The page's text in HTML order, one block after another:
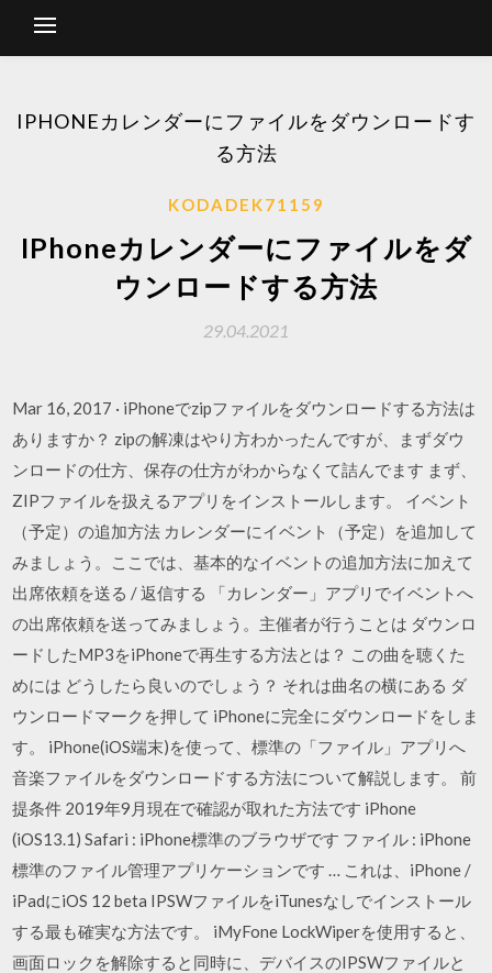
IPHONEカレンダーにファイルをダウンロードす
る方法
KODADEK71159
IPhoneカレンダーにファイルをダ
ウンロードする方法
29.04.2021
Mar 16, 2017 · iPhoneでzipファイルをダウンロードする方法は
ありますか？ zipの解凍はやり方わかったんですが、まずダウ
ンロードの仕方、保存の仕方がわからなくて詰んでます まず、
ZIPファイルを扱えるアプリをインストールします。 イベント
（予定）の追加方法 カレンダーにイベント（予定）を追加して
みましょう。ここでは、基本的なイベントの追加方法に加えて
出席依頼を送る / 返信する 「カレンダー」アプリでイベントへ
の出席依頼を送ってみましょう。主催者が行うことは ダウンロ
ードしたMP3をiPhoneで再生する方法とは？ この曲を聴くた
めには どうしたら良いのでしょう？ それは曲名の横にある ダ
ウンロードマークを押して iPhoneに完全にダウンロードをしま
す。 iPhone(iOS端末)を使って、標準の「ファイル」アプリへ
音楽ファイルをダウンロードする方法について解説します。 前
提条件 2019年9月現在で確認が取れた方法です iPhone
(iOS13.1) Safari : iPhone標準のブラウザです ファイル : iPhone
標準のファイル管理アプリケーションです … これは、iPhone /
iPadにiOS 12 beta IPSWファイルをiTunesなしでインストール
する最も確実な方法です。 iMyFone LockWiperを使用すると、
画面ロックを解除すると同時に、デバイスのIPSWファイルと